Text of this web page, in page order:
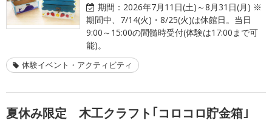
期間： 2026年7月11日(土)～8月31日(月) ※
期間中、7/14(火)・8/25(火)は休館日。当日
9:00～15:00の間髄時受付(体験は17:00まで可
能)。
体験イベント・アクティビティ
夏休み限定 木工クラフト｢コロコロ貯金箱｣